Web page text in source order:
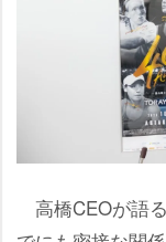
高橋CEOが語